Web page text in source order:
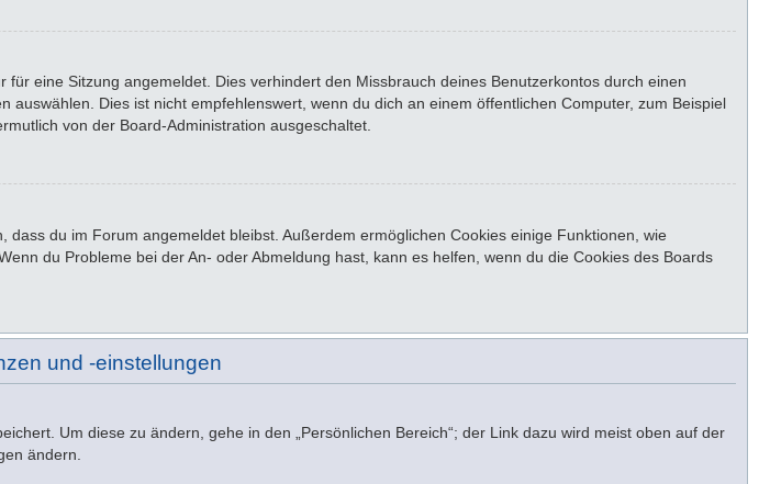
eine Sitzung angemeldet. Dies verhindert den Missbrauch deines Benutzerkontos durch einen
Dies ist nicht empfehlenswert, wenn du dich an einem öffentlichen Computer, zum Beispiel
von der Board-Administration ausgeschaltet.
dass du im Forum angemeldet bleibst. Außerdem ermöglichen Cookies einige Funktionen, wie
du Probleme bei der An- oder Abmeldung hast, kann es helfen, wenn du die Cookies des Boards
und -einstellungen
Um diese zu ändern, gehe in den „Persönlichen Bereich“; der Link dazu wird meist oben auf der
ändern.